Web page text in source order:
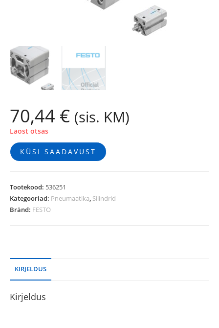
70,44 € (sis. KM)
Laost otsas
KÜSI SAADAVUST
Tootekood: 536251
Kategooriad: Pneumaatika, Silindrid
Bränd: FESTO
KIRJELDUS
Kirjeldus